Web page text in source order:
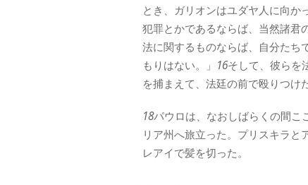
とき、ガリオンはユダヤ人に向か
犯罪とかであるならば、当然諸君
法に関するものならば、自分たち
もりはない。」 16そして、彼らを
を捕まえて、法廷の前で殴りつけ
18パウロは、なおしばらくの間こ
リア州へ旅立った。プリスキラと
レアイで髪を切った。